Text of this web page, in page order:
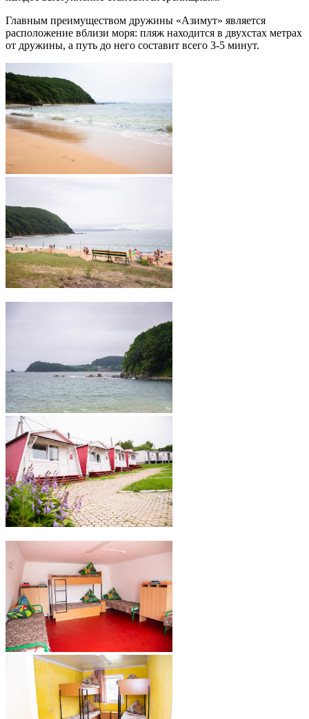
Главным преимуществом дружины «Азимут» является
расположение вблизи моря: пляж находится в двухстах метрах
от дружины, а путь до него составит всего 3-5 минут.